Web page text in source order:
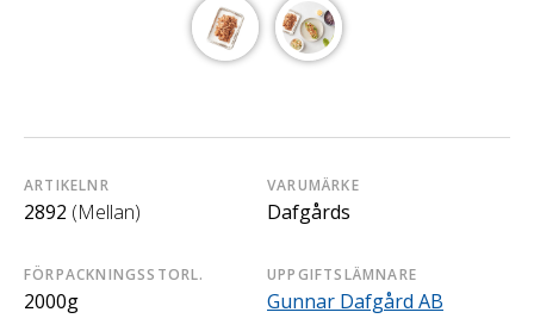
ARTIKELNR
2892 (Mellan)
VARUMÄRKE
Dafgårds
FÖRPACKNINGSSTORL.
2000g
UPPGIFTSLÄMNARE
Gunnar Dafgård AB